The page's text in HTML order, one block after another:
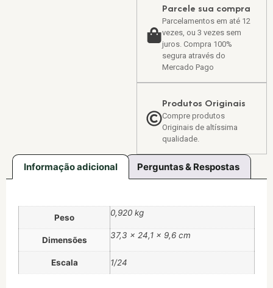
Parcele sua compra
Parcelamentos em até 12
vezes, ou 3 vezes sem
juros. Compra 100%
segura através do
Mercado Pago
Produtos Originais
Compre produtos
Originais de altíssima
qualidade.
Informação adicional Perguntas & Respostas
Peso 0,920 kg
Dimensões 37,3 × 24,1 × 9,6 cm
Escala 1/24